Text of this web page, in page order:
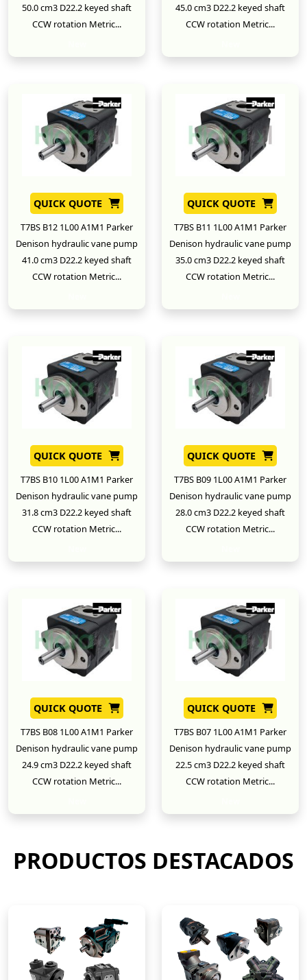
50.0 cm3 D22.2 keyed shaft
CCW rotation Metric...
45.0 cm3 D22.2 keyed shaft
CCW rotation Metric...
QUICK QUOTE
T7BS B12 1L00 A1M1 Parker
Denison hydraulic vane pump
41.0 cm3 D22.2 keyed shaft
CCW rotation Metric...
QUICK QUOTE
T7BS B11 1L00 A1M1 Parker
Denison hydraulic vane pump
35.0 cm3 D22.2 keyed shaft
CCW rotation Metric...
QUICK QUOTE
T7BS B10 1L00 A1M1 Parker
Denison hydraulic vane pump
31.8 cm3 D22.2 keyed shaft
CCW rotation Metric...
QUICK QUOTE
T7BS B09 1L00 A1M1 Parker
Denison hydraulic vane pump
28.0 cm3 D22.2 keyed shaft
CCW rotation Metric...
QUICK QUOTE
T7BS B08 1L00 A1M1 Parker
Denison hydraulic vane pump
24.9 cm3 D22.2 keyed shaft
CCW rotation Metric...
QUICK QUOTE
T7BS B07 1L00 A1M1 Parker
Denison hydraulic vane pump
22.5 cm3 D22.2 keyed shaft
CCW rotation Metric...
PRODUCTOS DESTACADOS